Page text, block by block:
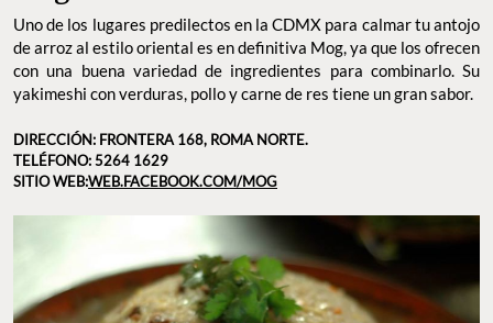
Uno de los lugares predilectos en la CDMX para calmar tu antojo
de arroz al estilo oriental es en definitiva Mog, ya que los ofrecen
con una buena variedad de ingredientes para combinarlo. Su
yakimeshi con verduras, pollo y carne de res tiene un gran sabor.
DIRECCIÓN: FRONTERA 168, ROMA NORTE.
TELÉFONO: 5264 1629
SITIO WEB:WEB.FACEBOOK.COM/MOG